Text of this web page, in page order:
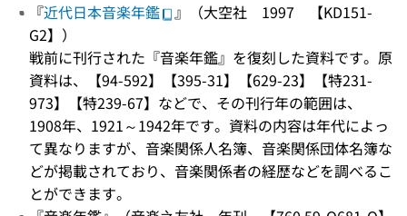
『近代日本音楽年鑑
』（大空社 1997 【KD151-
G2】）
戦前に刊行された『音楽年鑑』を復刻した資料です。原
資料は、【94-592】【395-31】【629-23】【特231-
973】【特239-67】などで、その刊行年の範囲は、
1908年、1921～1942年です。資料の内容は年代によっ
て異なりますが、音楽関係人名簿、音楽関係団体名簿な
どが掲載されており、音楽関係者の経歴などを調べるこ
とができます。